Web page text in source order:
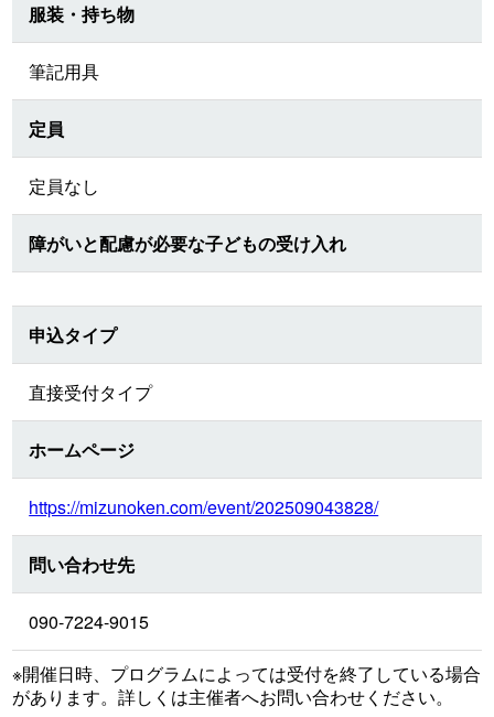
服装・持ち物
筆記用具
定員
定員なし
障がいと配慮が必要な子どもの受け入れ
申込タイプ
直接受付タイプ
ホームページ
https://mizunoken.com/event/202509043828/
問い合わせ先
090-7224-9015
※開催日時、プログラムによっては受付を終了している場合
があります。詳しくは主催者へお問い合わせください。